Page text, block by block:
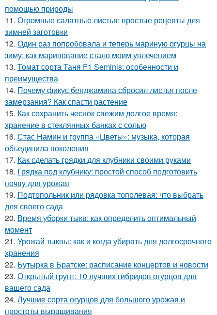
помощью природы
11. Огромные салатные листья: простые рецепты для
зимней заготовки
12. Один раз попробовала и теперь мариную огурцы на
зиму: как маринование стало моим увлечением
13. Томат сорта Таня F1 Seminis: особенности и
преимущества
14. Почему фикус бенджамина сбросил листья после
замерзания? Как спасти растение
15. Как сохранить чеснок свежим долгое время:
хранение в стеклянных банках с солью
16. Стас Намин и группа «Цветы»: музыка, которая
объединила поколения
17. Как сделать грядки для клубники своими руками
18. Грядка под клубнику: простой способ подготовить
почву для урожая
19. Подтопольник или рядовка тополевая: что выбрать
для своего сада
20. Время уборки тыкв: как определить оптимальный
момент
21. Урожай тыквы: как и когда убирать для долгосрочного
хранения
22. Бутырка в Братске: расписание концертов и новости
23. Открытый грунт: 10 лучших гибридов огурцов для
вашего сада
24. Лучшие сорта огурцов для большого урожая и
простоты выращивания